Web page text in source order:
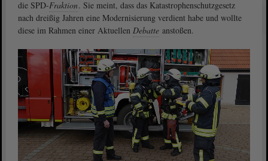
die SPD-Fraktion. Sie meint, dass das Katastrophenschutzgesetz
nach dreißig Jahren eine Modernisierung verdient habe und wollte
diese im Rahmen einer Aktuellen Debatte anstoßen.